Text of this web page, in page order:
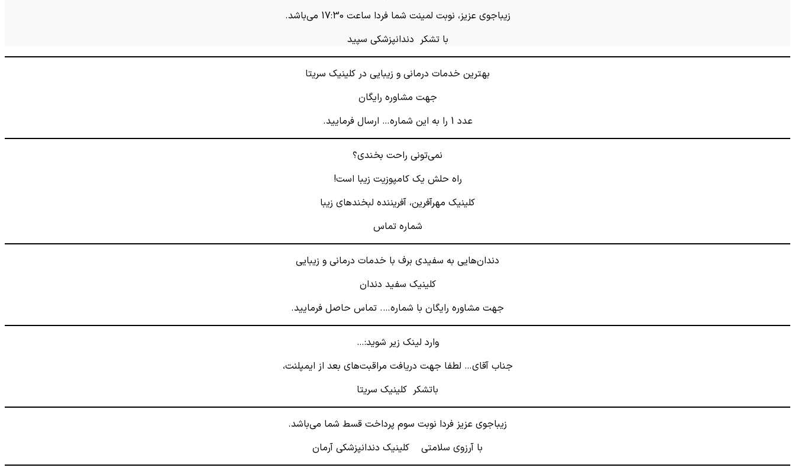
زیباجوی عزیز، نوبت لمینت شما فردا ساعت 17:30 می‌باشد.
با تشکر دندانپزشکی سپید
بهترین خدمات درمانی و زیبایی در کلینیک سریتا
جهت مشاوره رایگان
عدد 1 را به این شماره… ارسال فرمایید.
نمی‌تونی راحت بخندی؟
راه حلش یک کامپوزیت زیبا است!
کلینیک مهرآفرین، آفریننده لبخندهای زیبا
شماره تماس
دندان‌هایی به سفیدی برف با خدمات درمانی و زیبایی
کلینیک سفید دندان
جهت مشاوره رایگان با شماره…. تماس حاصل فرمایید.
وارد لینک زیر شوید:…
جناب آقای… لطفا جهت دریافت مراقبت‌های بعد از ایمپلنت،
باتشکر کلینیک سریتا
زیباجوی عزیز فردا نوبت سوم پرداخت قسط شما می‌باشد.
با آرزوی سلامتی کلینیک دندانپزشکی آرمان